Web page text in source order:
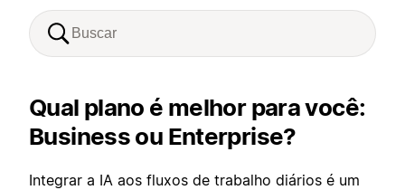
Qual plano é melhor para você:
Business ou Enterprise?
Integrar a IA aos fluxos de trabalho diários é um